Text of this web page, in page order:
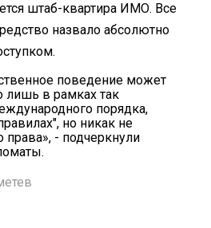
штаб-квартира ИМО. Все
назвало абсолютно
поведение может
в рамках так
порядка,
но никак не
- подчеркнули